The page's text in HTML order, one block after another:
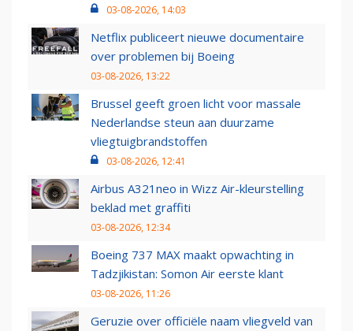
03-08-2026, 14:03
Netflix publiceert nieuwe documentaire
over problemen bij Boeing
03-08-2026, 13:22
Brussel geeft groen licht voor massale
Nederlandse steun aan duurzame
vliegtuigbrandstoffen
03-08-2026, 12:41
Airbus A321neo in Wizz Air-kleurstelling
beklad met graffiti
03-08-2026, 12:34
Boeing 737 MAX maakt opwachting in
Tadzjikistan: Somon Air eerste klant
03-08-2026, 11:26
Geruzie over officiële naam vliegveld van